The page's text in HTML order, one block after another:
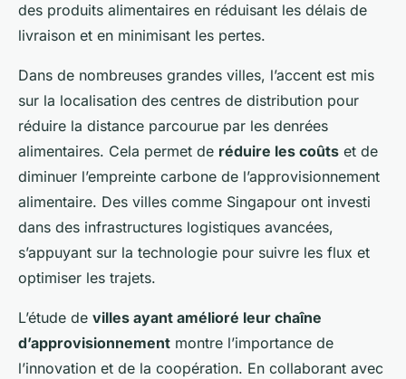
des produits alimentaires en réduisant les délais de
livraison et en minimisant les pertes.
Dans de nombreuses grandes villes, l’accent est mis
sur la localisation des centres de distribution pour
réduire la distance parcourue par les denrées
alimentaires. Cela permet de réduire les coûts et de
diminuer l’empreinte carbone de l’approvisionnement
alimentaire. Des villes comme Singapour ont investi
dans des infrastructures logistiques avancées,
s’appuyant sur la technologie pour suivre les flux et
optimiser les trajets.
L’étude de villes ayant amélioré leur chaîne
d’approvisionnement montre l’importance de
l’innovation et de la coopération. En collaborant avec